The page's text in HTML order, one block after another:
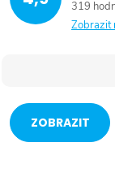
319
Zobrazit
ZOBRAZIT